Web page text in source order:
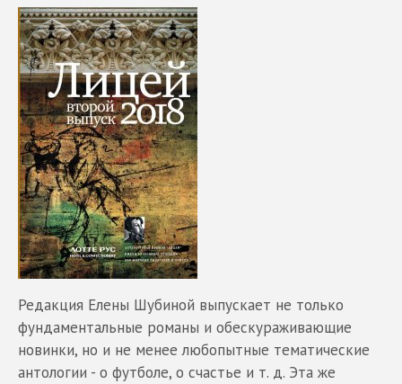
Редакция Елены Шубиной выпускает не только
фундаментальные романы и обескураживающие
новинки, но и не менее любопытные тематические
антологии - о футболе, о счастье и т. д. Эта же